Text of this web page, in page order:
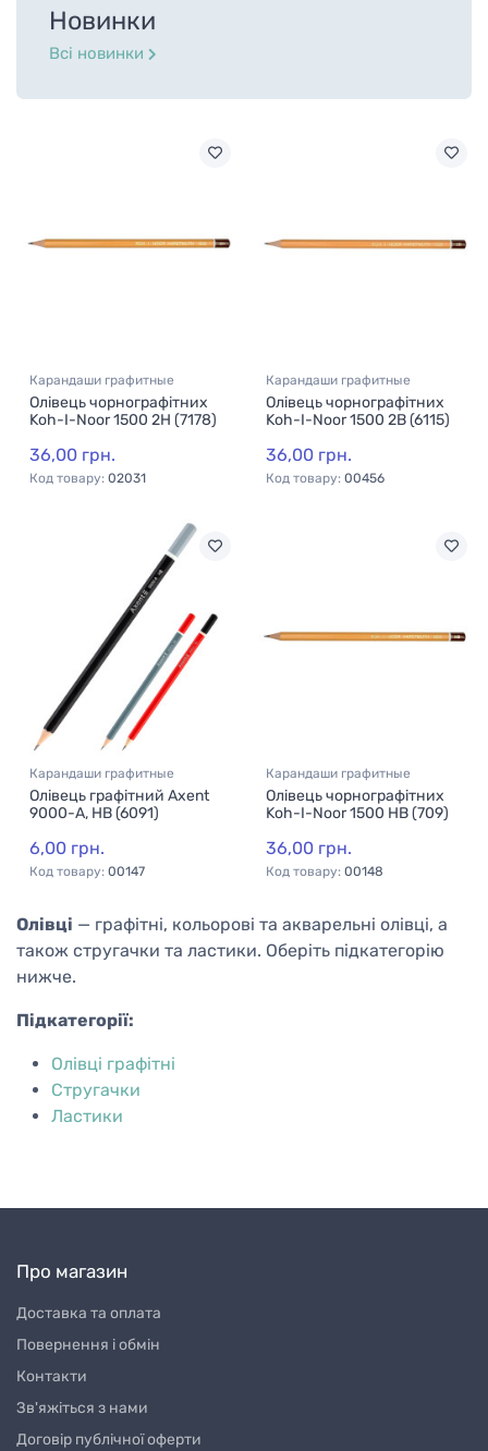
Новинки
Всі новинки
Карандаши графитные
Олівець чорнографітних
Koh-I-Noor 1500 2H (7178)
36,00 грн.
Код товару: 02031
Карандаши графитные
Олівець чорнографітних
Koh-I-Noor 1500 2В (6115)
36,00 грн.
Код товару: 00456
Карандаши графитные
Олівець графітний Axent
9000-A, НВ (6091)
6,00 грн.
Код товару: 00147
Карандаши графитные
Олівець чорнографітних
Koh-I-Noor 1500 HВ (709)
36,00 грн.
Код товару: 00148
Олівці — графітні, кольорові та акварельні олівці, а
також стругачки та ластики. Оберіть підкатегорію
нижче.
Підкатегорії:
Олівці графітні
Стругачки
Ластики
Про магазин
Доставка та оплата
Повернення і обмін
Контакти
Зв'яжіться з нами
Договір публічної оферти